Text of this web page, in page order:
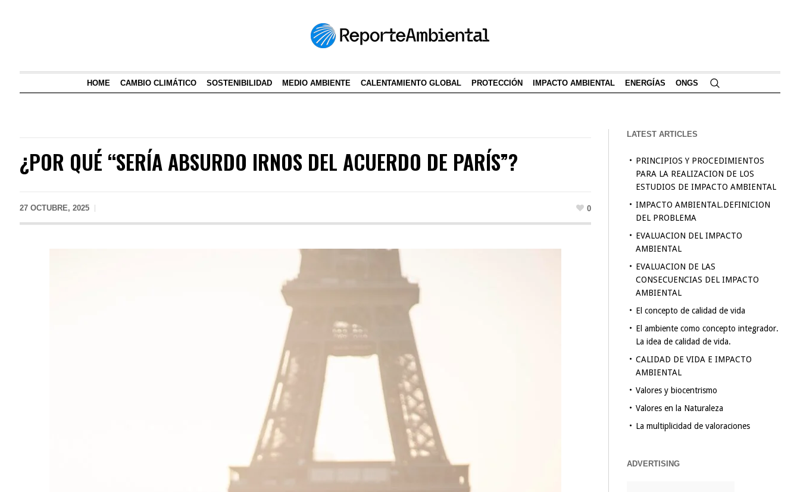
HOME CAMBIO CLIMÁTICO SOSTENIBILIDAD MEDIO AMBIENTE CALENTAMIENTO GLOBAL PROTECCIÓN IMPACTO AMBIENTAL ENERGÍAS ONGS
¿POR QUÉ “SERÍA ABSURDO IRNOS DEL ACUERDO DE PARÍS”?
27 OCTUBRE, 2025 0
LATEST ARTICLES
PRINCIPIOS Y PROCEDIMIENTOS
PARA LA REALIZACION DE LOS
ESTUDIOS DE IMPACTO AMBIENTAL
IMPACTO AMBIENTAL.DEFINICION
DEL PROBLEMA
EVALUACION DEL IMPACTO
AMBIENTAL
EVALUACION DE LAS
CONSECUENCIAS DEL IMPACTO
AMBIENTAL
El concepto de calidad de vida
El ambiente como concepto integrador.
La idea de calidad de vida.
CALIDAD DE VIDA E IMPACTO
AMBIENTAL
Valores y biocentrismo
Valores en la Naturaleza
La multiplicidad de valoraciones
ADVERTISING